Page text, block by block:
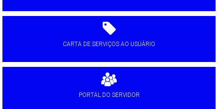
CARTA DE SERVIÇOS AO USUÁRIO
PORTAL DO SERVIDOR